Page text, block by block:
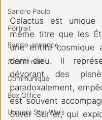
Sandro Paulo
Portrait
Bande-annonce
Carnet noir
Communiqué
Box Office
Univers Star Wars
Galactus est unique
même titre que les
une entité cosmique
demi-dieu. Il
dévorant des
paradoxalement,
est souvent
Silver Surfer, qui